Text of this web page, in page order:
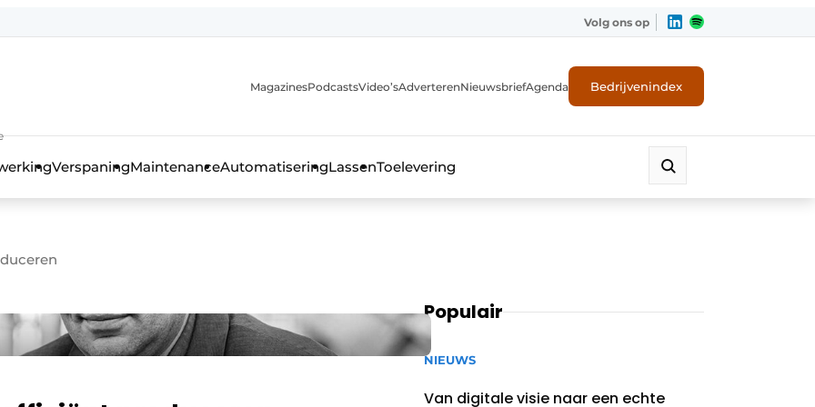
Volg ons op
MagazinesPodcastsVideo’sAdverterenNieuwsbriefAgenda Bedrijvenindex
VerspaningMaintenanceAutomatiseringLassenToelevering
Populair
NIEUWS
Van digitale visie naar een echte